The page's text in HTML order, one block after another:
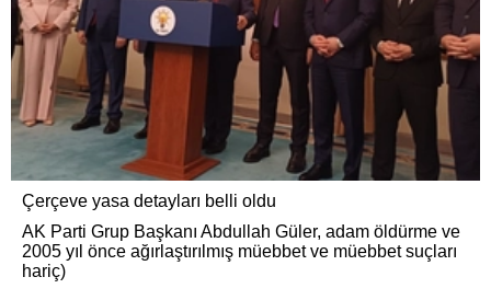
Çerçeve yasa detayları belli oldu
AK Parti Grup Başkanı Abdullah Güler, adam öldürme ve
2005 yıl önce ağırlaştırılmış müebbet ve müebbet suçları
hariç)